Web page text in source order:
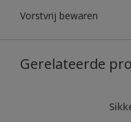
Vorstvrij bewaren
Gerelateerde